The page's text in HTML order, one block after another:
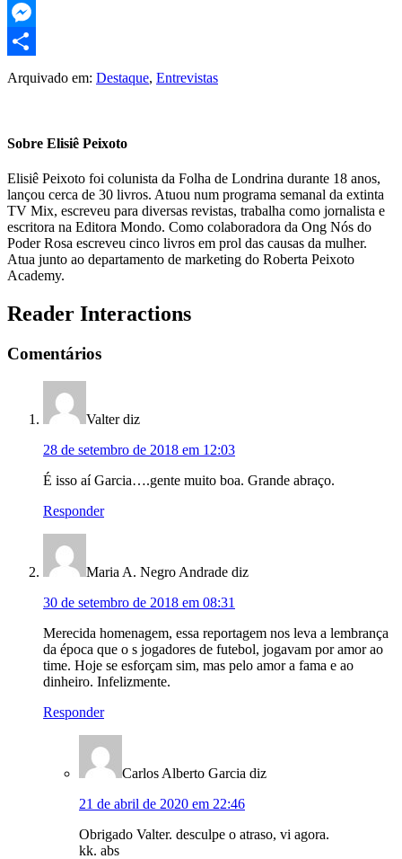
WhatsApp
Messenger
Share
Arquivado em: Destaque, Entrevistas
Sobre Elisiê Peixoto
Elisiê Peixoto foi colunista da Folha de Londrina durante 18 anos,
lançou cerca de 30 livros. Atuou num programa semanal da extinta
TV Mix, escreveu para diversas revistas, trabalha como jornalista e
escritora na Editora Mondo. Como colaboradora da Ong Nós do
Poder Rosa escreveu cinco livros em prol das causas da mulher.
Atua junto ao departamento de marketing do Roberta Peixoto
Academy.
Reader Interactions
Comentários
Valter diz
28 de setembro de 2018 em 12:03
É isso aí Garcia….gente muito boa. Grande abraço.
Responder
Maria A. Negro Andrade diz
30 de setembro de 2018 em 08:31
Merecida homenagem, essa reportagem nos leva a lembrança
da época que o s jogadores de futebol, jogavam por amor ao
time. Hoje se esforçam sim, mas pelo amor a fama e ao
dinheiro. Infelizmente.
Responder
Carlos Alberto Garcia diz
21 de abril de 2020 em 22:46
Obrigado Valter. desculpe o atraso, vi agora.
kk. abs